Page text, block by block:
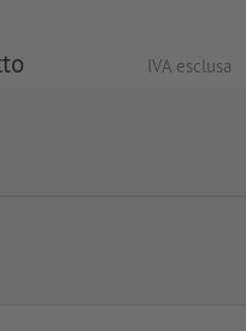
IVA esclusa